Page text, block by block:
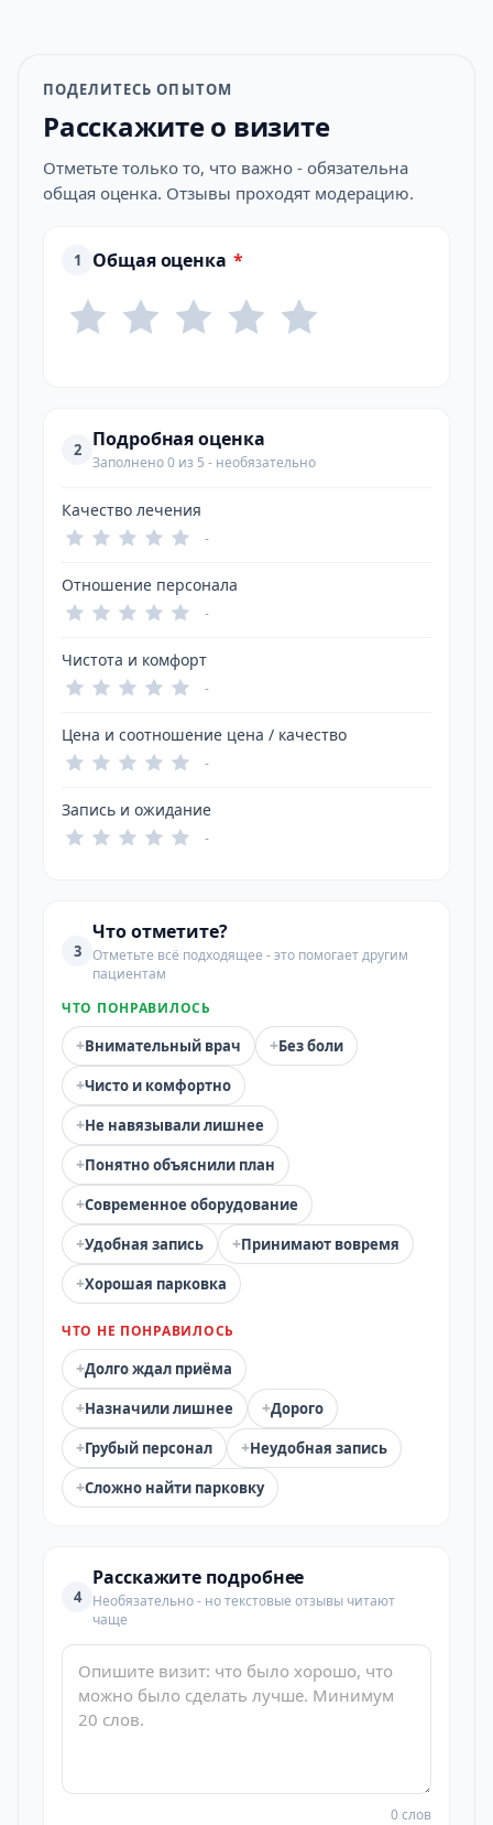
ПОДЕЛИТЕСЬ ОПЫТОМ
Расскажите о визите
Отметьте только то, что важно - обязательна
общая оценка. Отзывы проходят модерацию.
1 Общая оценка *
2 Подробная оценка
Заполнено 0 из 5 - необязательно
Качество лечения
-
Отношение персонала
-
Чистота и комфорт
-
Цена и соотношение цена / качество
-
Запись и ожидание
-
3
Что отметите?
Отметьте всё подходящее - это помогает другим
пациентам
ЧТО ПОНРАВИЛОСЬ
+Внимательный врач +Без боли
+Чисто и комфортно
+Не навязывали лишнее
+Понятно объяснили план
+Современное оборудование
+Удобная запись +Принимают вовремя
+Хорошая парковка
ЧТО НЕ ПОНРАВИЛОСЬ
+Долго ждал приёма
+Назначили лишнее +Дорого
+Грубый персонал +Неудобная запись
+Сложно найти парковку
4
Расскажите подробнее
Необязательно - но текстовые отзывы читают
чаще
0 слов